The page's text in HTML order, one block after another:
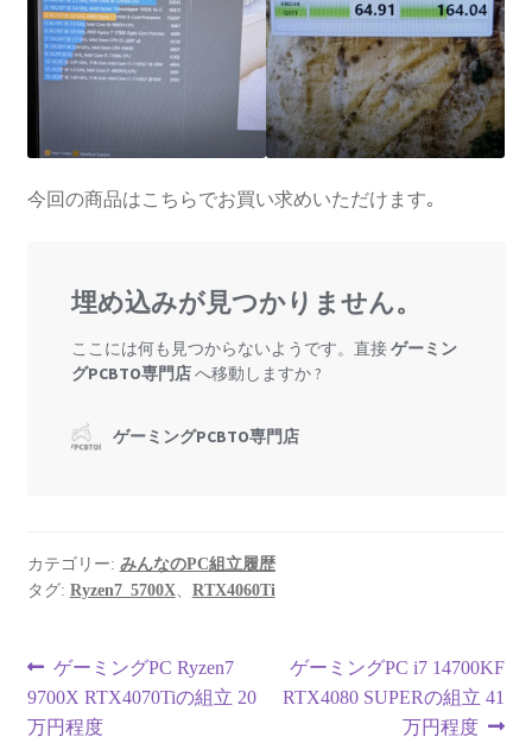
今回の商品はこちらでお買い求めいただけます｡
カテゴリー: みんなのPC組立履歴
タグ: Ryzen7_5700X、 RTX4060Ti
投
稿
前
の
投
ゲーミングPC Ryzen7
9700X RTX4070Tiの組立 20
万円程度
次
の
ゲーミングPC i7 14700KF
RTX4080 SUPERの組立 41
万円程度